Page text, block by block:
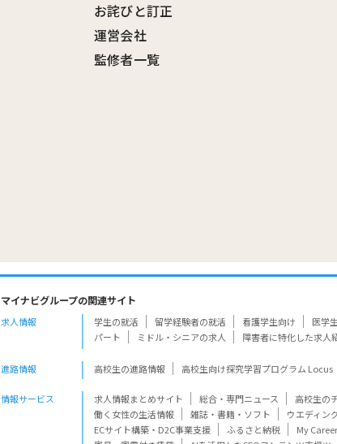
お詫びと訂正
運営会社
監修者一覧
マイナビグループの関連サイト
求人情報 学生の就活 留学経験者の就活 看護学生向け 医学
パート
ミドル・シニアの求人 障害者に特化した求人
進路情報 高校生の進路情報 高校生向け探究学習プログラム Locus
情報サービス 求人情報まとめサイト 総合・専門ニュース 高校生の
働く女性の生活情報
雑誌・書籍・ソフト ウエディン
ECサイト構築・D2C事業支援
ふるさと納税 My